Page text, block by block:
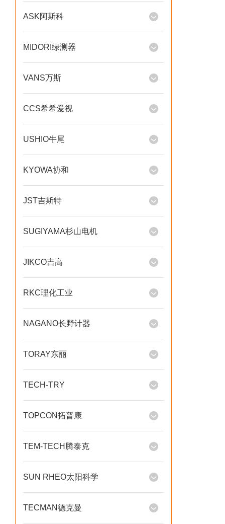
ASK阿斯科
MIDORI绿测器
VANS万斯
CCS希希爱视
USHIO牛尾
KYOWA协和
JST吉斯特
SUGIYAMA杉山电机
JIKCO吉高
RKC理化工业
NAGANO长野计器
TORAY东丽
TECH-TRY
TOPCON拓普康
TEM-TECH腾泰克
SUN RHEO太阳科学
TECMAN德克曼